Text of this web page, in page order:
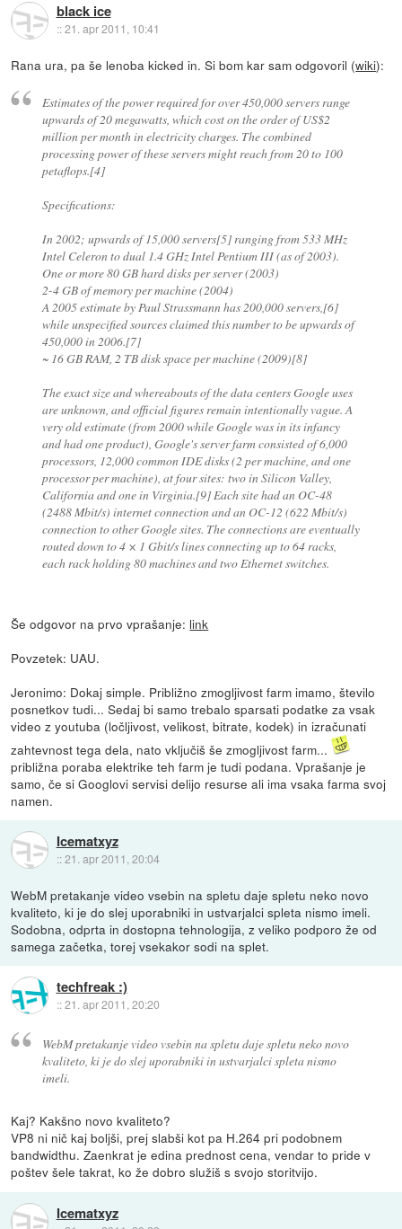
black ice
::21. apr 2011, 10:41
Rana ura, pa še lenoba kicked in. Si bom kar sam odgovoril (wiki):
Estimates of the power required for over 450,000 servers range
upwards of 20 megawatts, which cost on the order of US$2
million per month in electricity charges. The combined
processing power of these servers might reach from 20 to 100
petaflops.[4]
Specifications:
In 2002; upwards of 15,000 servers[5] ranging from 533 MHz
Intel Celeron to dual 1.4 GHz Intel Pentium III (as of 2003).
One or more 80 GB hard disks per server (2003)
2-4 GB of memory per machine (2004)
A 2005 estimate by Paul Strassmann has 200,000 servers,[6]
while unspecified sources claimed this number to be upwards of
450,000 in 2006.[7]
~ 16 GB RAM, 2 TB disk space per machine (2009)[8]
The exact size and whereabouts of the data centers Google uses
are unknown, and official figures remain intentionally vague. A
very old estimate (from 2000 while Google was in its infancy
and had one product), Google's server farm consisted of 6,000
processors, 12,000 common IDE disks (2 per machine, and one
processor per machine), at four sites: two in Silicon Valley,
California and one in Virginia.[9] Each site had an OC-48
(2488 Mbit/s) internet connection and an OC-12 (622 Mbit/s)
connection to other Google sites. The connections are eventually
routed down to 4 × 1 Gbit/s lines connecting up to 64 racks,
each rack holding 80 machines and two Ethernet switches.
Še odgovor na prvo vprašanje: link
Povzetek: UAU.
Jeronimo: Dokaj simple. Približno zmogljivost farm imamo, število
posnetkov tudi... Sedaj bi samo trebalo sparsati podatke za vsak
video z youtuba (ločljivost, velikost, bitrate, kodek) in izračunati
zahtevnost tega dela, nato vključiš še zmogljivost farm...
približna poraba elektrike teh farm je tudi podana. Vprašanje je
samo, če si Googlovi servisi delijo resurse ali ima vsaka farma svoj
namen.
Icematxyz
::21. apr 2011, 20:04
WebM pretakanje video vsebin na spletu daje spletu neko novo
kvaliteto, ki je do slej uporabniki in ustvarjalci spleta nismo imeli.
Sodobna, odprta in dostopna tehnologija, z veliko podporo že od
samega začetka, torej vsekakor sodi na splet.
techfreak :)
::21. apr 2011, 20:20
WebM pretakanje video vsebin na spletu daje spletu neko novo
kvaliteto, ki je do slej uporabniki in ustvarjalci spleta nismo
imeli.
Kaj? Kakšno novo kvaliteto?
VP8 ni nič kaj boljši, prej slabši kot pa H.264 pri podobnem
bandwidthu. Zaenkrat je edina prednost cena, vendar to pride v
poštev šele takrat, ko že dobro služiš s svojo storitvijo.
Icematxyz